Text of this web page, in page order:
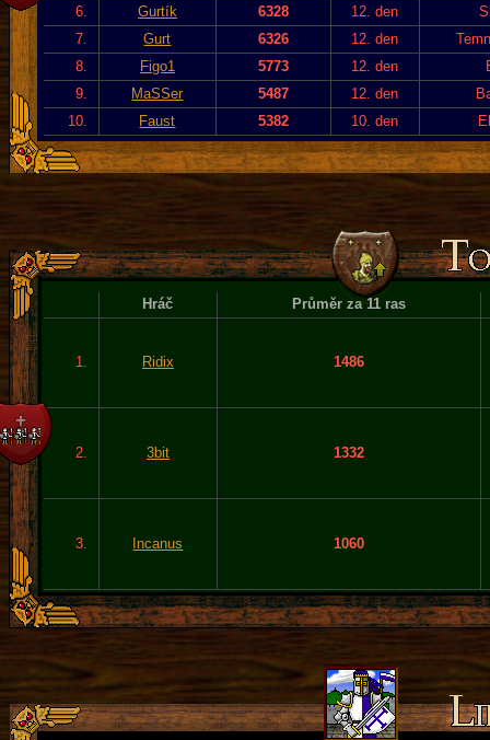
6.
Gurtík 6328 12. den
7.
Gurt 6326 12. den
8.
Figo1 5773 12. den
9.
MaSSer 5487 12. den
10.
Faust 5382 10. den
Hráč Průměr za 11 ras
1. Ridix 1486
2. 3bit 1332
3. Incanus 1060